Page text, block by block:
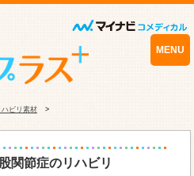
MENU
ハビリ素材
関節症のリハビリ